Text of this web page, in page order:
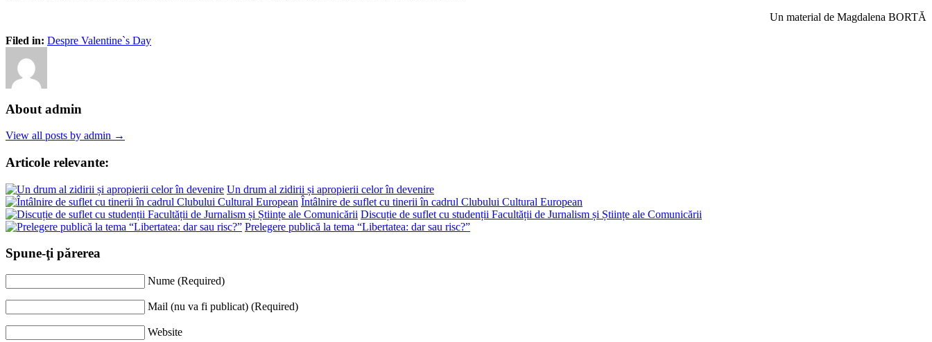
Un material de Magdalena BORTĂ
Filed in: Despre Valentine`s Day
About admin
View all posts by admin →
Articole relevante:
Un drum al zidirii și apropierii celor în devenire
Întâlnire de suflet cu tinerii în cadrul Clubului Cultural European
Discuție de suflet cu studenții Facultății de Jurnalism și Științe ale Comunicării
Prelegere publică la tema “Libertatea: dar sau risc?”
Spune-ţi părerea
Nume (Required)
Mail (nu va fi publicat) (Required)
Website